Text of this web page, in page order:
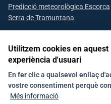
Predicció meteorològica Escorca
Serra de Tramuntana
Segueix-nos a les xarxes
Avís LegalMapa web
Utilitzem cookies en
experiència d'usuari
En fer clic a qualsevol enllaç
vostre consentiment perquè
Més informació